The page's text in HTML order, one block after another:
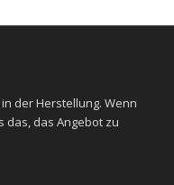
der Herstellung. Wenn
das, das Angebot zu